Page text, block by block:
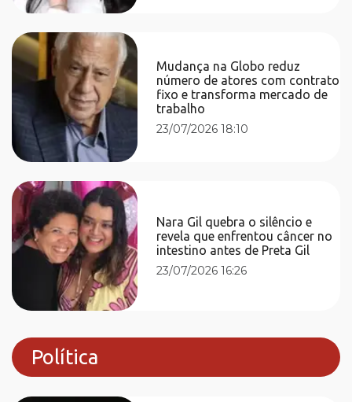
Mudança na Globo reduz
número de atores com contrato
fixo e transforma mercado de
trabalho
23/07/2026 18:10
Nara Gil quebra o silêncio e
revela que enfrentou câncer no
intestino antes de Preta Gil
23/07/2026 16:26
Política